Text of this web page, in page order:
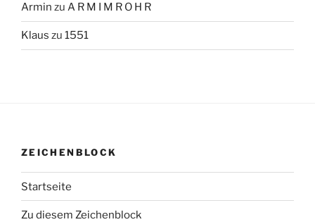
Armin zu A R M I M R O H R
Klaus zu 1551
ZEICHENBLOCK
Startseite
Zu diesem Zeichenblock